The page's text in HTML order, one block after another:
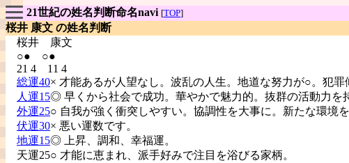
21世紀の姓名判断命名navi [TOP]
桜井 康文 の姓名判断
桜井
康文
○● ○●
21 4 11 4
総運40× 才能あるが人望なし。波乱の人生。地道な努力が○。犯罪
人運15◎ 早くから社会で成功。華やかで魅力的。抜群の活動力を
外運25○ 自我が強く衝突しやすい。協調性を大事に。新たな環境を
伏運30× 悪い運数です。
地運15◎ 上昇、調和、幸福運。
天運25○ 才能に恵まれ、派手好みで注目を浴びる家柄。